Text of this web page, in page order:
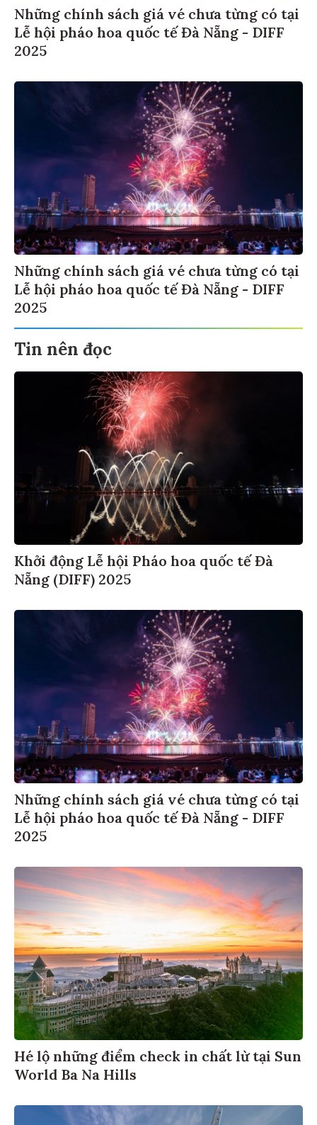
Những chính sách giá vé chưa từng có tại
Lễ hội pháo hoa quốc tế Đà Nẵng - DIFF
2025
Những chính sách giá vé chưa từng có tại
Lễ hội pháo hoa quốc tế Đà Nẵng - DIFF
2025
Tin nên đọc
Khởi động Lễ hội Pháo hoa quốc tế Đà
Nẵng (DIFF) 2025
Những chính sách giá vé chưa từng có tại
Lễ hội pháo hoa quốc tế Đà Nẵng - DIFF
2025
Hé lộ những điểm check in chất lừ tại Sun
World Ba Na Hills